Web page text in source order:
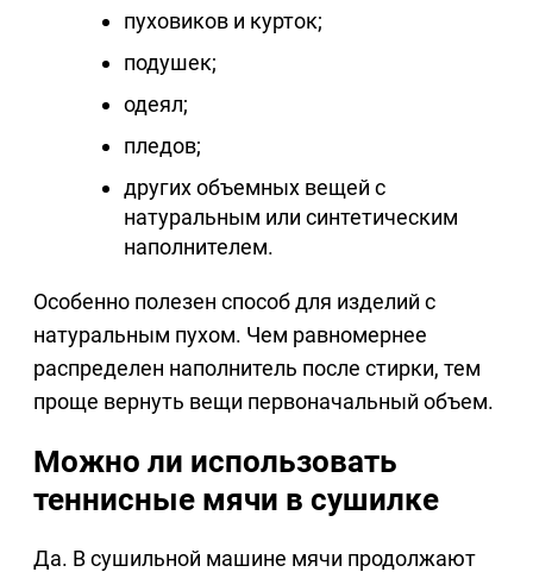
пуховиков и курток;
подушек;
одеял;
пледов;
других объемных вещей с
натуральным или синтетическим
наполнителем.
Особенно полезен способ для изделий с
натуральным пухом. Чем равномернее
распределен наполнитель после стирки, тем
проще вернуть вещи первоначальный объем.
Можно ли использовать
теннисные мячи в сушилке
Да. В сушильной машине мячи продолжают